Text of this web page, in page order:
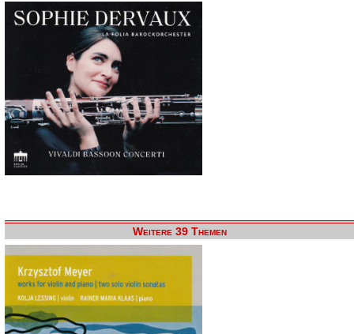
Weitere 39 Themen